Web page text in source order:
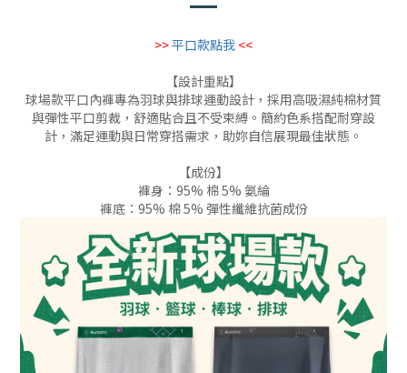
>>平口款點我 <<
【設計重點】
球場款平口內褲專為羽球與排球運動設計，採用高吸濕純棉材質
與彈性平口剪裁，舒適貼合且不受束縛。簡約色系搭配耐穿設
計，滿足運動與日常穿搭需求，助妳自信展現最佳狀態。
【成份】
褲身：95% 棉 5% 氨綸
褲底：95% 棉 5% 彈性纖維抗菌成份